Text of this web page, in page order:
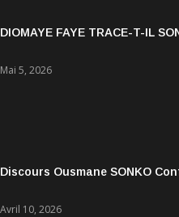
DIOMAYE FAYE TRACE-T-IL
Mai 5, 2026
Discours Ousmane SONKO
Avril 10, 2026